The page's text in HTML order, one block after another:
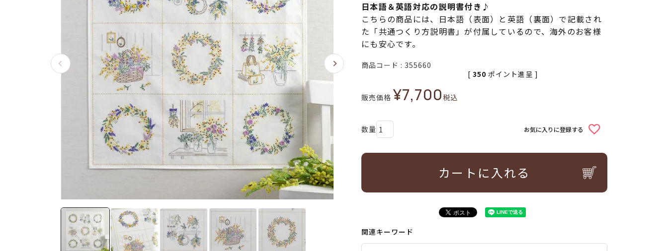
日本語＆英語対応の説明書付き♪
こちらの商品には、日本語（表面）と英語（裏面）で記載され
た「共通つくり方説明書」が付属しているので、海外のお客様
にも安心です。
商品コード 355660
販売価格 ¥7,700税込
[ 350 ポイント進呈 ]
お気に入りに登録する
カートに入れる
関連キーワード